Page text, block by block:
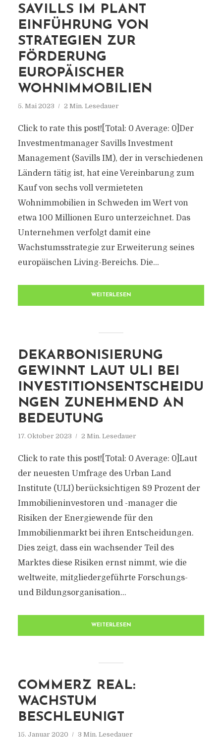
SAVILLS IM PLANT
EINFÜHRUNG VON
STRATEGIEN ZUR
FÖRDERUNG
EUROPÄISCHER
WOHNIMMOBILIEN
5. Mai 2023 2 Min. Lesedauer
Click to rate this post![Total: 0 Average: 0]Der
Investmentmanager Savills Investment
Management (Savills IM), der in verschiedenen
Ländern tätig ist, hat eine Vereinbarung zum
Kauf von sechs voll vermieteten
Wohnimmobilien in Schweden im Wert von
etwa 100 Millionen Euro unterzeichnet. Das
Unternehmen verfolgt damit eine
Wachstumsstrategie zur Erweiterung seines
europäischen Living-Bereichs. Die...
WEITERLESEN
DEKARBONISIERUNG
GEWINNT LAUT ULI BEI
INVESTITIONSENTSCHEIDU
NGEN ZUNEHMEND AN
BEDEUTUNG
17. Oktober 2023 2 Min. Lesedauer
Click to rate this post![Total: 0 Average: 0]Laut
der neuesten Umfrage des Urban Land
Institute (ULI) berücksichtigen 89 Prozent der
Immobilieninvestoren und -manager die
Risiken der Energiewende für den
Immobilienmarkt bei ihren Entscheidungen.
Dies zeigt, dass ein wachsender Teil des
Marktes diese Risiken ernst nimmt, wie die
weltweite, mitgliedergeführte Forschungs-
und Bildungsorganisation...
WEITERLESEN
COMMERZ REAL:
WACHSTUM
BESCHLEUNIGT
15. Januar 2020 3 Min. Lesedauer